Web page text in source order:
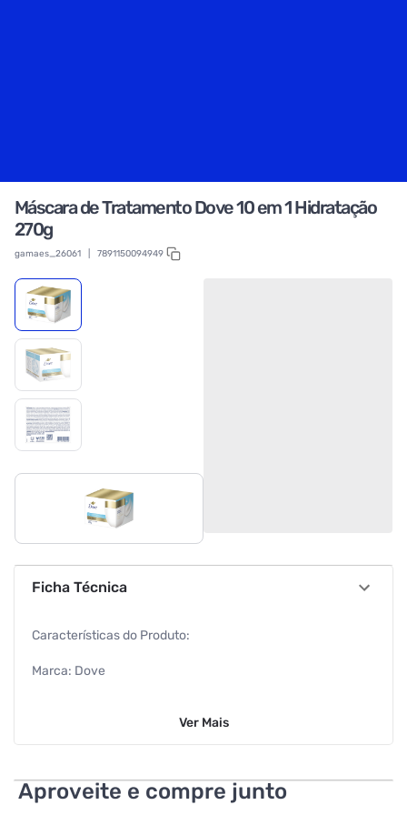
Máscara de Tratamento Dove 10 em 1 Hidratação
270g
gamaes_26061 7891150094949
Ficha Técnica
Características do Produto:
Marca: Dove
Características Adicionais:
Ver Mais
Aproveite e compre junto